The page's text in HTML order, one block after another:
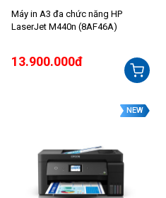
Máy in A3 đa chức năng HP
LaserJet M440n (8AF46A)
13.900.000đ
NEW